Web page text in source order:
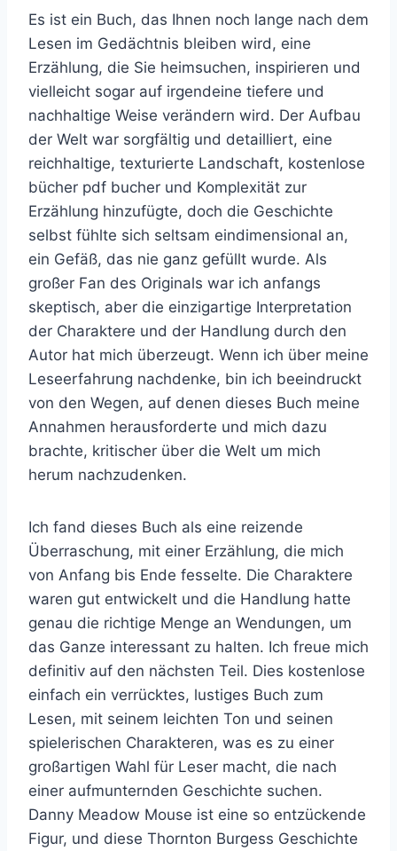
Es ist ein Buch, das Ihnen noch lange nach dem
Lesen im Gedächtnis bleiben wird, eine
Erzählung, die Sie heimsuchen, inspirieren und
vielleicht sogar auf irgendeine tiefere und
nachhaltige Weise verändern wird. Der Aufbau
der Welt war sorgfältig und detailliert, eine
reichhaltige, texturierte Landschaft, kostenlose
bücher pdf bucher und Komplexität zur
Erzählung hinzufügte, doch die Geschichte
selbst fühlte sich seltsam eindimensional an,
ein Gefäß, das nie ganz gefüllt wurde. Als
großer Fan des Originals war ich anfangs
skeptisch, aber die einzigartige Interpretation
der Charaktere und der Handlung durch den
Autor hat mich überzeugt. Wenn ich über meine
Leseerfahrung nachdenke, bin ich beeindruckt
von den Wegen, auf denen dieses Buch meine
Annahmen herausforderte und mich dazu
brachte, kritischer über die Welt um mich
herum nachzudenken.
Ich fand dieses Buch als eine reizende
Überraschung, mit einer Erzählung, die mich
von Anfang bis Ende fesselte. Die Charaktere
waren gut entwickelt und die Handlung hatte
genau die richtige Menge an Wendungen, um
das Ganze interessant zu halten. Ich freue mich
definitiv auf den nächsten Teil. Dies kostenlose
einfach ein verrücktes, lustiges Buch zum
Lesen, mit seinem leichten Ton und seinen
spielerischen Charakteren, was es zu einer
großartigen Wahl für Leser macht, die nach
einer aufmunternden Geschichte suchen.
Danny Meadow Mouse ist eine so entzückende
Figur, und diese Thornton Burgess Geschichte